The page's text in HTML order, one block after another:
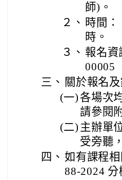
師)。
２、 時間
時。
３、 報名資
00005
三、 關於報名
(一)各場次
請參閱
(二) 主辦單
受旁聽
四、 如有課程
88-2024 分